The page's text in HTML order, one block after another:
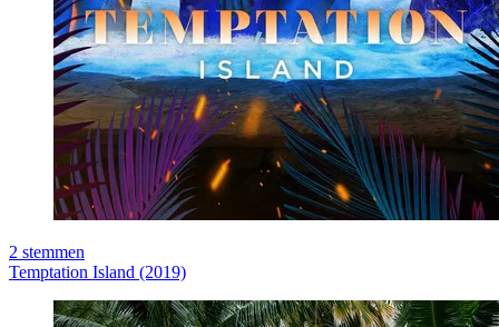
2 stemmen
Temptation Island (2019)